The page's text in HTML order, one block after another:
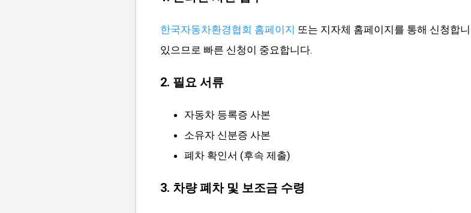
한국자동차환경협회 홈페이지 또는 지자체 홈페이지를 통해 신청합
있으므로 빠른 신청이 중요합니다.
2. 필요 서류
자동차 등록증 사본
소유자 신분증 사본
폐차 확인서 (후속 제출)
3. 차량 폐차 및 보조금 수령